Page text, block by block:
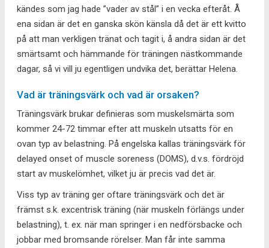
kändes som jag hade ”vader av stål” i en vecka efteråt. Å
ena sidan är det en ganska skön känsla då det är ett kvitto
på att man verkligen tränat och tagit i, å andra sidan är det
smärtsamt och hämmande för träningen nästkommande
dagar, så vi vill ju egentligen undvika det, berättar Helena.
Vad är träningsvärk och vad är orsaken?
Träningsvärk brukar definieras som muskelsmärta som
kommer 24-72 timmar efter att muskeln utsatts för en
ovan typ av belastning. På engelska kallas träningsvärk för
delayed onset of muscle soreness (DOMS), d.v.s. fördröjd
start av muskelömhet, vilket ju är precis vad det är.
Viss typ av träning ger oftare träningsvärk och det är
främst s.k. excentrisk träning (när muskeln förlängs under
belastning), t. ex. när man springer i en nedförsbacke och
jobbar med bromsande rörelser. Man får inte samma